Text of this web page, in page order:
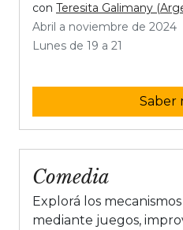
con Teresita Galimany
Abril a noviembre de 2024
Lunes de 19 a 21
Saber
Comedia
Explorá los
mediante juegos,